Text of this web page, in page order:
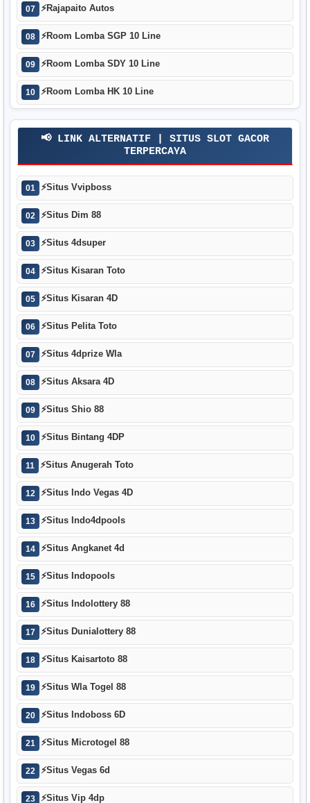
07 ⚡Rajapaito Autos
08 ⚡Room Lomba SGP 10 Line
09 ⚡Room Lomba SDY 10 Line
10 ⚡Room Lomba HK 10 Line
📢 LINK ALTERNATIF | SITUS SLOT GACOR
TERPERCAYA
01 ⚡Situs Vvipboss
02 ⚡Situs Dim 88
03 ⚡Situs 4dsuper
04 ⚡Situs Kisaran Toto
05 ⚡Situs Kisaran 4D
06 ⚡Situs Pelita Toto
07 ⚡Situs 4dprize Wla
08 ⚡Situs Aksara 4D
09 ⚡Situs Shio 88
10 ⚡Situs Bintang 4DP
11 ⚡Situs Anugerah Toto
12 ⚡Situs Indo Vegas 4D
13 ⚡Situs Indo4dpools
14 ⚡Situs Angkanet 4d
15 ⚡Situs Indopools
16 ⚡Situs Indolottery 88
17 ⚡Situs Dunialottery 88
18 ⚡Situs Kaisartoto 88
19 ⚡Situs Wla Togel 88
20 ⚡Situs Indoboss 6D
21 ⚡Situs Microtogel 88
22 ⚡Situs Vegas 6d
23 ⚡Situs Vip 4dp